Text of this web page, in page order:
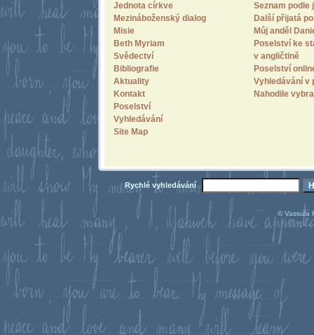
Jednota církve
Mezináboženský dialog
Misie
Beth Myriam
Svědectví
Bibliografie
Aktuality
Kontakt
Poselství
Vyhledávání
Site Map
Seznam
Další přijatá
Můj anděl
Poselství ke
v angličtině
Poselství
Vyhledávání v
Nahodile
Rychlé vyhledávání
© Vassula